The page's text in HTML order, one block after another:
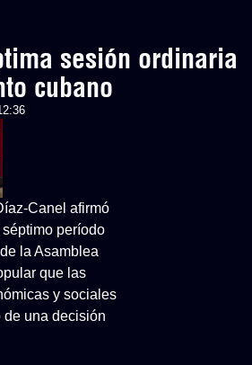
sesión ordinaria
cubano
Canel afirmó
período
la Asamblea
que las
y sociales
de una decisión